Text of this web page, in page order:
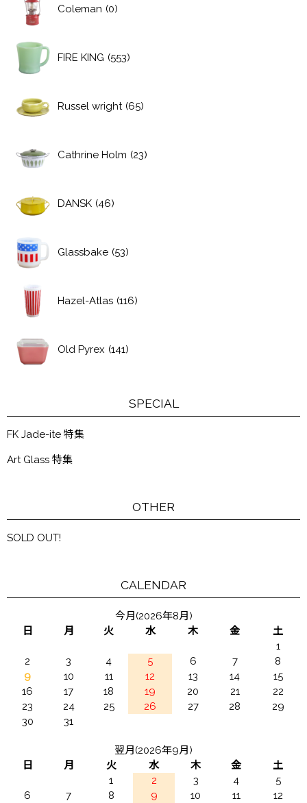
Coleman (0)
FIRE KING (553)
Russel wright (65)
Cathrine Holm (23)
DANSK (46)
Glassbake (53)
Hazel-Atlas (116)
Old Pyrex (141)
SPECIAL
FK Jade-ite 特集
Art Glass 特集
OTHER
SOLD OUT!
CALENDAR
今月(2026年8月)
日
月 火 水 木 金
土
1
2
3 4 5 6 7
8
9
10 11 12 13 14
15
16
17 18 19 20 21
22
23
24 25 26 27 28
29
30
31
翌月(2026年9月)
日
月 火 水 木 金
土
1
2 3 4
5
6
7 8 9 10 11
12